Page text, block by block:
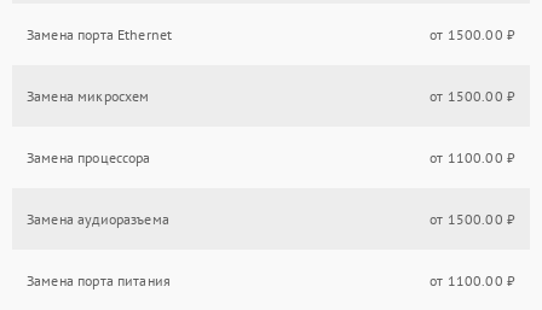
Замена порта Ethernet от 1500.00 ₽
Замена микросхем от 1500.00 ₽
Замена процессора от 1100.00 ₽
Замена аудиоразъема от 1500.00 ₽
Замена порта питания от 1100.00 ₽